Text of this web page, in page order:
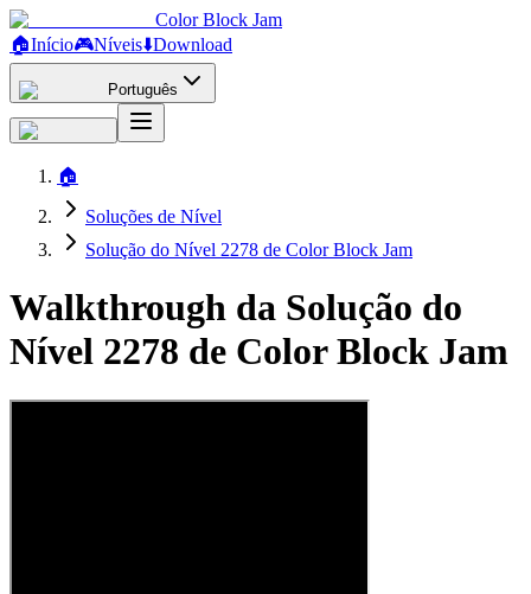
Color Block Jam
🏠Início🎮Níveis⬇️Download
Português
🏠
Soluções de Nível
Solução do Nível 2278 de Color Block Jam
Walkthrough da Solução do
Nível 2278 de Color Block Jam